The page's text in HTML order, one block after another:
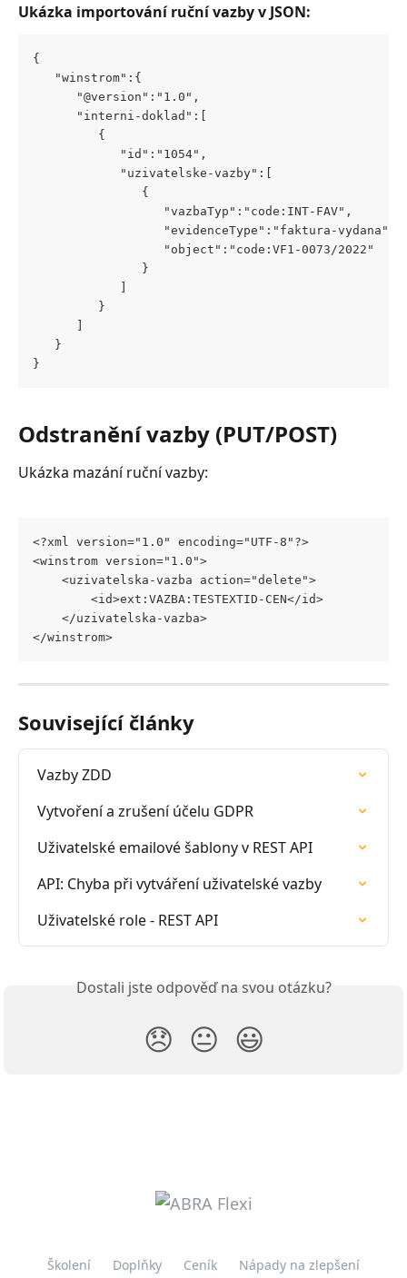
Ukázka importování ruční vazby v JSON:
{
   "winstrom":{
      "@version":"1.0",
      "interni-doklad":[
         {
            "id":"1054",
            "uzivatelske-vazby":[
               {
                  "vazbaTyp":"code:INT-FAV",
                  "evidenceType":"faktura-vydana",
                  "object":"code:VF1-0073/2022"
               }
         }
   }
}
Odstranění vazby (PUT/POST)
Ukázka mazání ruční vazby:
<?xml version="1.0" encoding="UTF-8"?>
<winstrom version="1.0">
	<uzivatelska-vazba action="delete">
		<id>ext:VAZBA:TESTEXTID-CEN</id>
	</uzivatelska-vazba>
</winstrom>
Související články
Vazby ZDD
Vytvoření a zrušení účelu GDPR
Uživatelské emailové šablony v REST API
API: Chyba při vytváření uživatelské vazby
Uživatelské role - REST API
Dostali jste odpověď na svou otázku?
😞 😐 😃
Školení Doplňky Ceník Nápady na zlepšení